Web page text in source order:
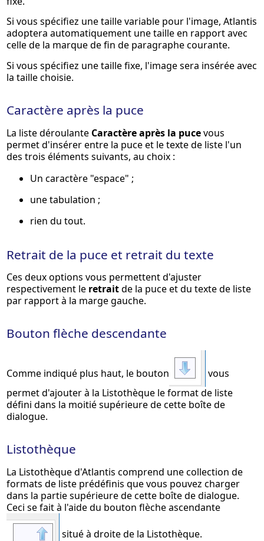
Si vous spécifiez une taille variable pour l'image, Atlantis
adoptera automatiquement une taille en rapport avec
celle de la marque de fin de paragraphe courante.
Si vous spécifiez une taille fixe, l'image sera insérée avec
la taille choisie.
Caractère après la puce
La liste déroulante Caractère après la pucevous
permet d'insérer entre la puce et le texte de liste l'un
des trois éléments suivants, au choix :
Un caractère "espace" ;
une tabulation ;
rien du tout.
Retrait de la puce et retrait du texte
Ces deux options vous permettent d'ajuster
respectivement le retraitde la puce et du texte de liste
par rapport à la marge gauche.
Bouton flèche descendante
Comme indiqué plus haut, le bouton
vous
permet d'ajouter à la Listothèque le format de liste
défini dans la moitié supérieure de cette boîte de
dialogue.
Listothèque
La Listothèque d'Atlantis comprend une collection de
formats de liste prédéfinis que vous pouvez charger
dans la partie supérieure de cette boîte de dialogue.
Ceci se fait à l'aide du bouton flèche ascendante
situé à droite de la Listothèque.